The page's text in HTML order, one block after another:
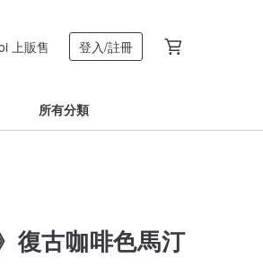
上販售 登入/註冊
所有分類
復古咖啡色馬汀